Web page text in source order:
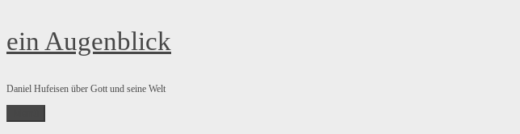
Zum
Inhalt
ein Augenblick
Daniel Hufeisen über Gott und seine Welt